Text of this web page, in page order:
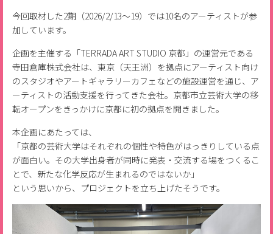
今回取材した2期（2026/2/13～19）では10名のアーティストが参
加しています。
企画を主催する「TERRADA ART STUDIO 京都」の運営元である
寺田倉庫株式会社は、東京（天王洲）を拠点にアーティスト向け
のスタジオやアートギャラリーカフェなどの施設運営を通じ、ア
ーティストの活動支援を行ってきた会社。京都市立芸術大学の移
転オープンをきっかけに京都に初の拠点を開きました。
本企画にあたっては、
「京都の芸術大学はそれぞれの個性や特色がはっきりしている点
が面白い。その大学出身者が同時に発表・交流する場をつくるこ
とで、新たな化学反応が生まれるのではないか」
という思いから、プロジェクトを立ち上げたそうです。